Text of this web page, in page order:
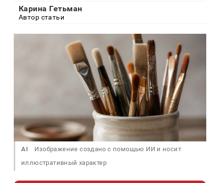
Карина Гетьман
Автор статьи
AI
Изображение создано с помощью ИИ и носит
иллюстративный характер